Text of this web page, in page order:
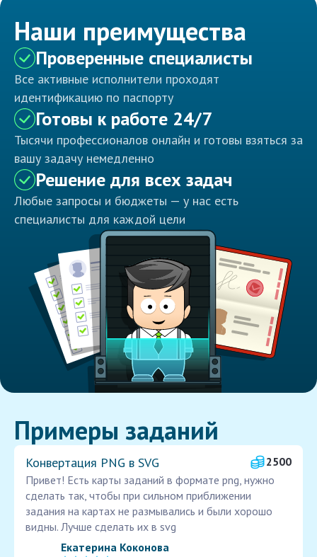
Наши преимущества
Проверенные специалисты
Все активные исполнители проходят
идентификацию по паспорту
Готовы к работе 24/7
Тысячи профессионалов онлайн и готовы взяться за
вашу задачу немедленно
Решение для всех задач
Любые запросы и бюджеты — у нас есть
специалисты для каждой цели
Примеры заданий
Конвертация PNG в SVG
2500
Привет! Есть карты заданий в формате png, нужно
сделать так, чтобы при сильном приближении
задания на картах не размывались и были хорошо
видны. Лучше сделать их в svg
Екатерина Коконова